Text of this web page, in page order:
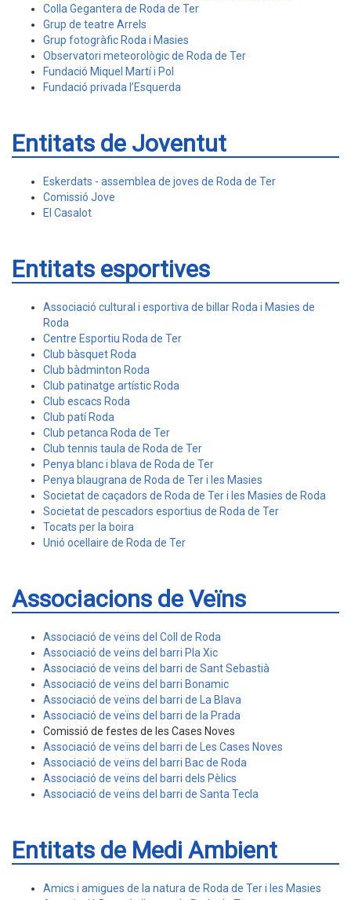
Colla Gegantera de Roda de Ter
Grup de teatre Arrels
Grup fotogràfic Roda i Masies
Observatori meteorològic de Roda de Ter
Fundació Miquel Martí i Pol
Fundació privada l’Esquerda
Entitats de Joventut
Eskerdats - assemblea de joves de Roda de Ter
Comissió Jove
El Casalot
Entitats esportives
Associació cultural i esportiva de billar Roda i Masies de
Roda
Centre Esportiu Roda de Ter
Club bàsquet Roda
Club bàdminton Roda
Club patinatge artístic Roda
Club escacs Roda
Club patí Roda
Club petanca Roda de Ter
Club tennis taula de Roda de Ter
Penya blanc i blava de Roda de Ter
Penya blaugrana de Roda de Ter i les Masies
Societat de caçadors de Roda de Ter i les Masies de Roda
Societat de pescadors esportius de Roda de Ter
Tocats per la boira
Unió ocellaire de Roda de Ter
Associacions de Veïns
Associació de veïns del Coll de Roda
Associació de veïns del barri Pla Xic
Associació de veïns del barri de Sant Sebastià
Associació de veïns del barri Bonamic
Associació de veïns del barri de La Blava
Associació de veïns del barri de la Prada
Comissió de festes de les Cases Noves
Associació de veïns del barri de Les Cases Noves
Associació de veïns del barri Bac de Roda
Associació de veïns del barri dels Pèlics
Associació de veïns del barri de Santa Tecla
Entitats de Medi Ambient
Amics i amigues de la natura de Roda de Ter i les Masies